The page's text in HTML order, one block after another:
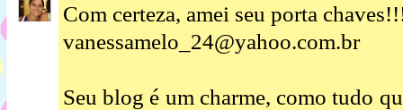
Com certeza, amei seu porta
vanessamelo_24@yahoo.com.br
Seu blog é um charme, como tudo